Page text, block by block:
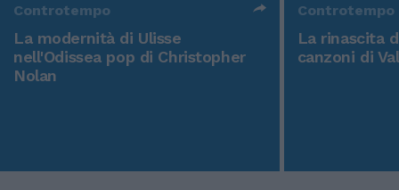
Controtempo
La modernità di Ulisse
nell'Odissea pop di Christopher
Nolan
Controtempo
La rinascita
canzoni di